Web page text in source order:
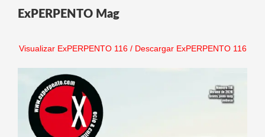
ExPERPENTO Mag
Visualizar ExPERPENTO 116/ Descargar ExPERPENTO 116